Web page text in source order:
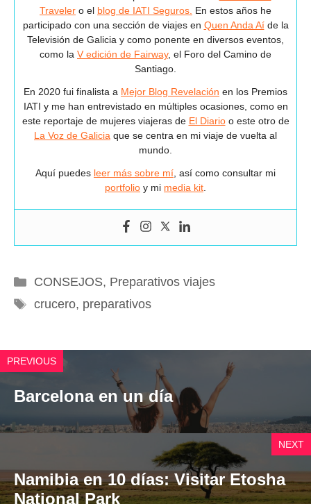
Traveler o el blog de IATI Seguros. En estos años he
participado con una sección de viajes en Quen Anda Aíde la
Televisión de Galicia y como ponente en diversos eventos,
como la V edición de Fairway, el Foro del Camino de
Santiago.
En 2020 fui finalista a Mejor Blog Revelación en los Premios
IATI y me han entrevistado en múltiples ocasiones, como en
este reportaje de mujeres viajeras de El Diarioo este otro de
La Voz de Galicia que se centra en mi viaje de vuelta al
mundo.
Aquí puedes leer más sobre mí, así como consultar mi
portfolio y mi media kit.
Categorías
CONSEJOS, Preparativos viajes
Etiquetas
crucero, preparativos
PREVIOUS
Barcelona en un día
NEXT
Namibia en 10 días: Visitar Etosha
National Park